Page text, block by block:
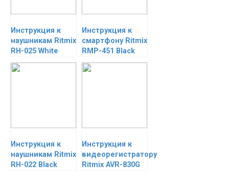
Инструкция к
наушникам Ritmix
RH-025 White
Инструкция к
смартфону Ritmix
RMP-451 Black
Инструкция к
наушникам Ritmix
RH-022 Black
Инструкция к
видеорегистратору
Ritmix AVR-830G